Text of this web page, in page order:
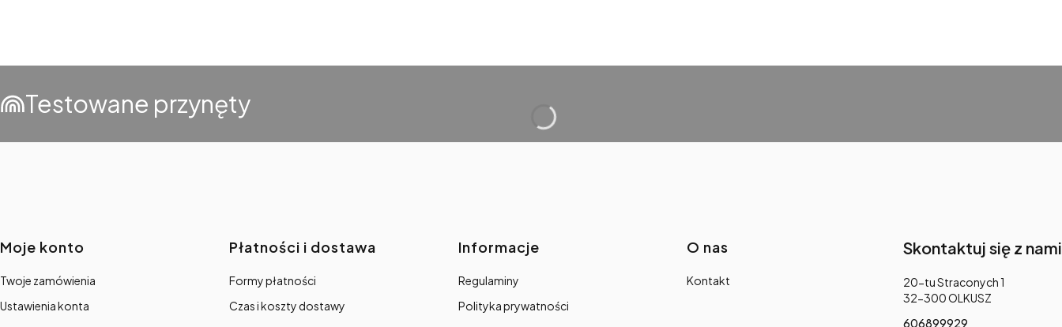
Testowane przynęty
Linki w stopce
Moje konto
Twoje zamówienia
Ustawienia konta
Płatności i dostawa
Formy płatności
Czas i koszty dostawy
Informacje
Regulaminy
Polityka prywatności
O nas
Kontakt
Skontaktuj się z nami
Adres:
20-tu Straconych 1
32-300 OLKUSZ
606899929